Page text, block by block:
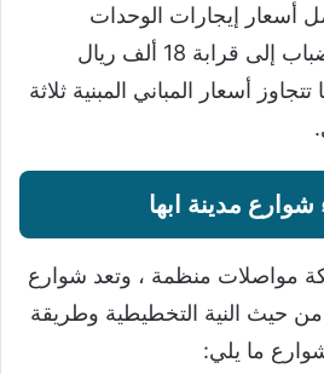
أسعار إيجارات الوحدات
السكنية في حي الضباب إلى قرابة 18 ألف ريال
أسعار المباني المبنية ثلاثة
شوارع مدينة ابها
مواصلات منظمة ، وتعد شوارع
حيث النية التخطيطية وطريقة
ما يلي: